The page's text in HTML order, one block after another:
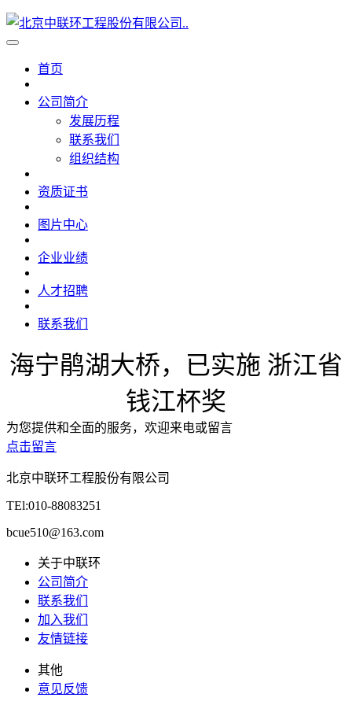
首页
公司简介
发展历程
联系我们
组织结构
资质证书
图片中心
企业业绩
人才招聘
联系我们
海宁鹃湖大桥，已实施 浙江省
钱江杯奖
为您提供和全面的服务，欢迎来电或留言
点击留言
北京中联环工程股份有限公司
TEl:010-88083251
bcue510@163.com
关于中联环
公司简介
联系我们
加入我们
友情链接
其他
意见反馈